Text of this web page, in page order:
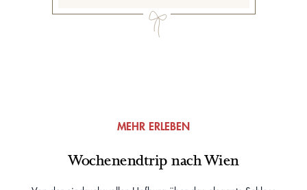
MEHR ERLEBEN
Wochenendtrip nach Wien